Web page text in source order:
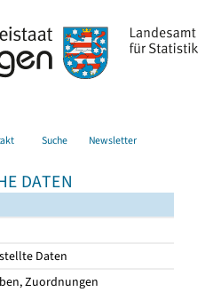
Suche Newsletter
DATEN
Daten
Zuordnungen